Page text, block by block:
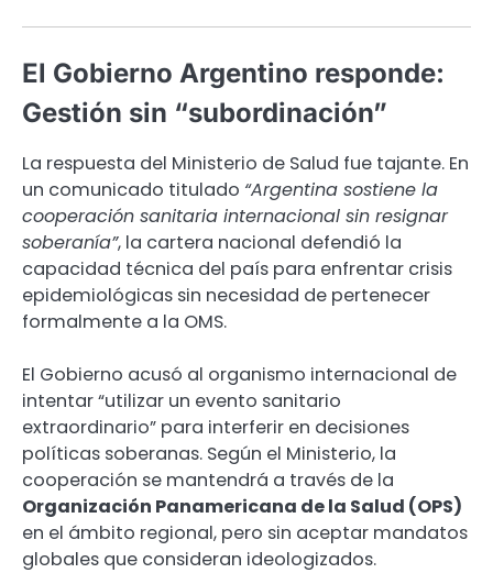
El Gobierno Argentino responde:
Gestión sin “subordinación”
La respuesta del Ministerio de Salud fue tajante. En
un comunicado titulado “Argentina sostiene la
cooperación sanitaria internacional sin resignar
soberanía”, la cartera nacional defendió la
capacidad técnica del país para enfrentar crisis
epidemiológicas sin necesidad de pertenecer
formalmente a la OMS.
El Gobierno acusó al organismo internacional de
intentar “utilizar un evento sanitario
extraordinario” para interferir en decisiones
políticas soberanas. Según el Ministerio, la
cooperación se mantendrá a través de la
Organización Panamericana de la Salud (OPS)
en el ámbito regional, pero sin aceptar mandatos
globales que consideran ideologizados.